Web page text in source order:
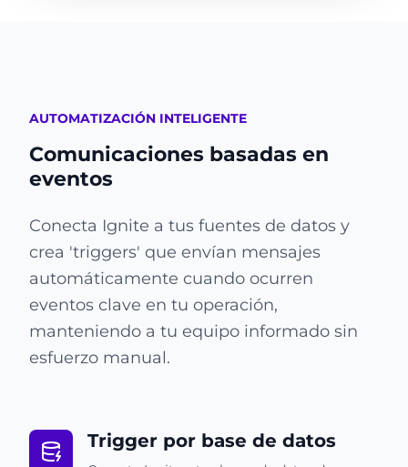
AUTOMATIZACIÓN INTELIGENTE
Comunicaciones basadas en
eventos
Conecta Ignite a tus fuentes de datos y
crea 'triggers' que envían mensajes
automáticamente cuando ocurren
eventos clave en tu operación,
manteniendo a tu equipo informado sin
esfuerzo manual.
Trigger por base de datos